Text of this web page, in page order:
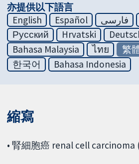
亦提供以下語言
English
Español فارسی
Русский
Hrvatski
Bahasa Malaysia
ไทย 繁
한국어
Bahasa Indonesia
縮寫
• 腎細胞癌 renal cell carcinoma